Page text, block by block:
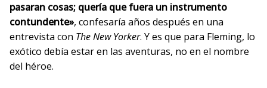
pasaran cosas; quería que fuera un instrumento
contundente», confesaría años después en una
entrevista con The New Yorker. Y es que para Fleming, lo
exótico debía estar en las aventuras, no en el nombre
del héroe.